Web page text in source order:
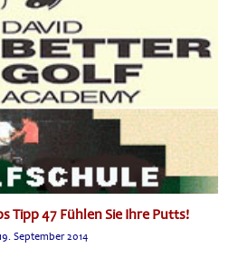
Tipp 47 Fühlen Sie Ihre Putts!
September 2014